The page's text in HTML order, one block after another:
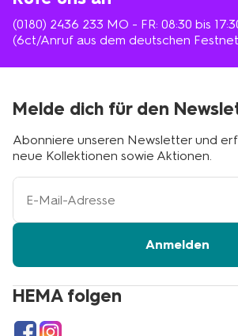
(0180) 2436 233 MO - FR: 08:30 bis
(6ct/Anruf aus dem deutschen
HEMA folgen
Melde dich für den
Abonniere unseren Newsletter und
neue Kollektionen sowie Aktionen.
Ihre
Adresse
Anmelden